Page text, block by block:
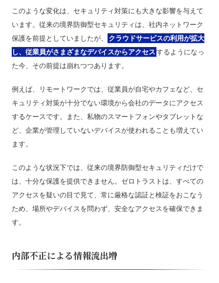
このような変化は、セキュリティ対策にも大きな影響を与えて
います。従来の境界防御型セキュリティは、社内ネットワーク
保護を前提としていましたが、
クラウドサービスの利用が拡大
し、従業員がさまざまなデバイスからアクセスするようになっ
た今、その前提は崩れつつあります。
例えば、リモートワークでは、従業員が自宅やカフェなど、セ
キュリティ対策が十分でない環境から会社のデータにアクセス
するケースです。また、私物のスマートフォンやタブレットな
ど、企業が管理していないデバイスが使われることも増えてい
ます。
このような状況下では、従来の境界防御型セキュリティだけで
は、十分な保護を提供できません。ゼロトラストは、すべての
アクセスを疑いの目で見て、常に厳格な認証と検証をおこなう
ため、場所やデバイスを問わず、安全なアクセスを確保できま
す。
内部不正による情報流出増